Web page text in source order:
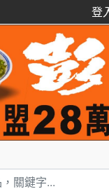
登